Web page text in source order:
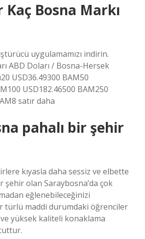
Kaç Bosna Markı
uygulamamızı indirin.
ABD Doları / Bosna-Hersek
USD36.49300 BAM50
USD182.46500 BAM250
satır daha
pahalı bir şehir
kıyasla daha sessiz ve elbette
şehir olan Saraybosna’da çok
eğlenebileceğinizi
türlü maddi durumdaki öğrenciler
yüksek kaliteli konaklama